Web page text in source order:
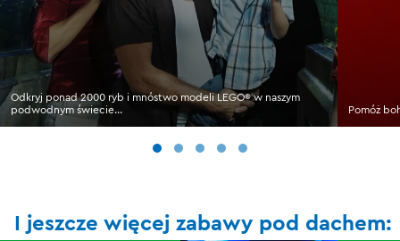
Odkryj ponad 2000 ryb i mnóstwo modeli LEGO® w naszym
podwodnym świecie...
Pomóż
I jeszcze więcej zabawy pod dachem: